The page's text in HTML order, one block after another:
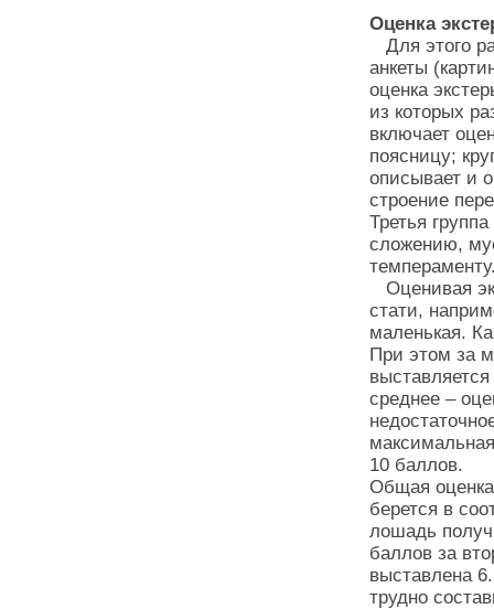
Оценка
Для этого
анкеты
оценка
из которых
включает
поясницу;
описывает и
строение
Третья
сложению,
Оценивая
стати,
маленькая.
При этом за
среднее –
10 баллов.
Общая оценка
берется в
лошадь
баллов за
выставлена
трудно